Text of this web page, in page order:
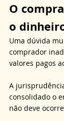
O
o
Uma dúvida
comprador
valores pagos
A
consolidado o
não deve